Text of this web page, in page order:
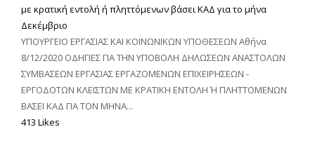
με κρατική εντολή ή πληττόμενων βάσει ΚΑΔ για το μήνα
Δεκέμβριο
ΥΠΟΥΡΓΕΙΟ ΕΡΓΑΣΙΑΣ ΚΑΙ ΚΟΙΝΩΝΙΚΩΝ ΥΠΟΘΕΣΕΩΝ Αθήνα
8/12/2020 ΟΔΗΓΙΕΣ ΓΙΑ ΤΗΝ ΥΠΟΒΟΛΗ ΔΗΛΩΣΕΩΝ ΑΝΑΣΤΟΛΩΝ
ΣΥΜΒΑΣΕΩΝ ΕΡΓΑΣΙΑΣ ΕΡΓΑΖΟΜΕΝΩΝ ΕΠΙΧΕΙΡΗΣΕΩΝ -
ΕΡΓΟΔΟΤΩΝ ΚΛΕΙΣΤΩΝ ΜΕ ΚΡΑΤΙΚΗ ΕΝΤΟΛΗ Ή ΠΛΗΤΤΟΜΕΝΩΝ
ΒΑΣΕΙ ΚΑΔ ΓΙΑ ΤΟΝ ΜΗΝΑ...
413 Likes